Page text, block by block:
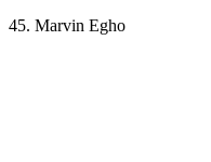
45. Marvin Egho